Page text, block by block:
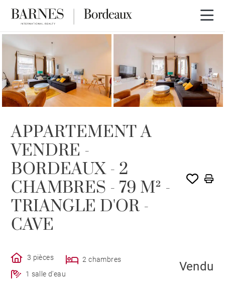
VENDU PAR BARNES
APPARTEMENT A
VENDRE -
BORDEAUX - 2
CHAMBRES - 79 M² -
TRIANGLE D'OR -
CAVE
3 pièces
2 chambres
1 salle d'eau
Vendu